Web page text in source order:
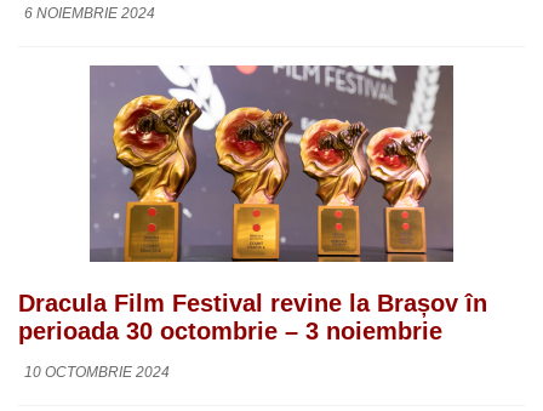
6 NOIEMBRIE 2024
Dracula Film Festival revine la Brașov în
perioada 30 octombrie – 3 noiembrie
10 OCTOMBRIE 2024